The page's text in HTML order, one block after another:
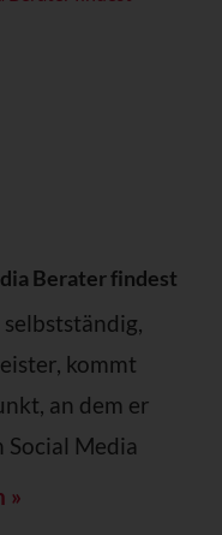
Berater findest
kommt
an dem er
Social Media
»